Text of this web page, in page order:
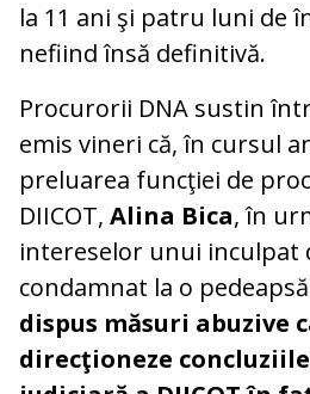
la 11 ani şi patru luni de
nefiind însă definitivă.
Procurorii DNA sustin
emis vineri că, în cursul
preluarea funcţiei de
DIICOT, Alina Bica, în
intereselor unui inculpat
condamnat la o
dispus măsuri abuzive
direcţioneze